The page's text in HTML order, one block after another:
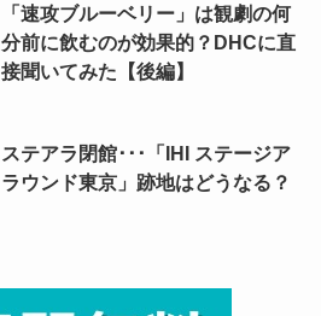
「速攻ブルーベリー」は観劇の何
分前に飲むのが効果的？DHCに直
接聞いてみた【後編】
ステアラ閉館･･･「IHI ステージア
ラウンド東京」跡地はどうなる？